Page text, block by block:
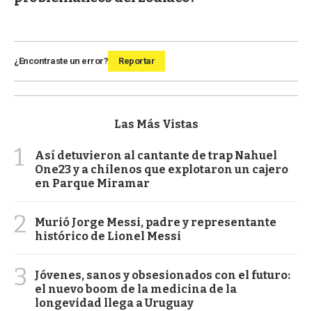
¿Encontraste un error? Reportar
Las Más Vistas
1
Así detuvieron al cantante de trap Nahuel
One23 y a chilenos que explotaron un cajero
en Parque Miramar
2
Murió Jorge Messi, padre y representante
histórico de Lionel Messi
3
Jóvenes, sanos y obsesionados con el futuro:
el nuevo boom de la medicina de la
longevidad llega a Uruguay